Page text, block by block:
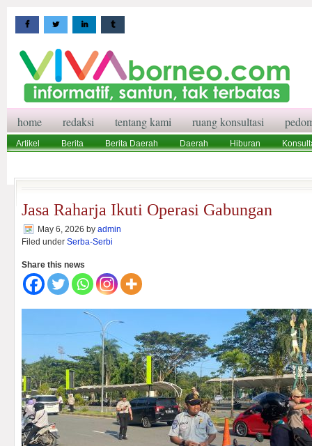
home redaksi tentang kami ruang konsultasi
Artikel Berita Berita Daerah Daerah Hiburan
Jasa Raharja Ikuti Operasi Gabungan
May 6, 2026 by admin
Filed under Serba-Serbi
Share this news